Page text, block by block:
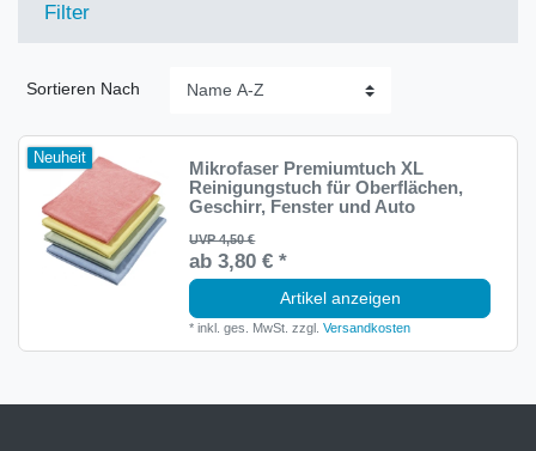
Filter
Sortieren Nach
Neuheit
Mikrofaser Premiumtuch XL
Reinigungstuch für Oberflächen,
Geschirr, Fenster und Auto
UVP 4,50 €
ab 3,80 € *
Artikel anzeigen
*inkl. ges. MwSt. zzgl.Versandkosten